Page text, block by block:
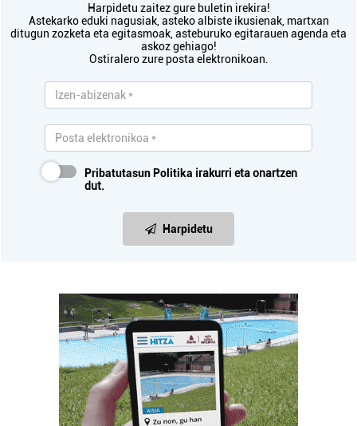
Harpidetu zaitez gure buletin irekira!
Astekarko eduki nagusiak, asteko albiste ikusienak, martxan
ditugun zozketa eta egitasmoak, asteburuko egitarauen agenda eta
askoz gehiago!
Ostiralero zure posta elektronikoan.
Pribatutasun Politika irakurri eta onartzen
dut.
Harpidetu